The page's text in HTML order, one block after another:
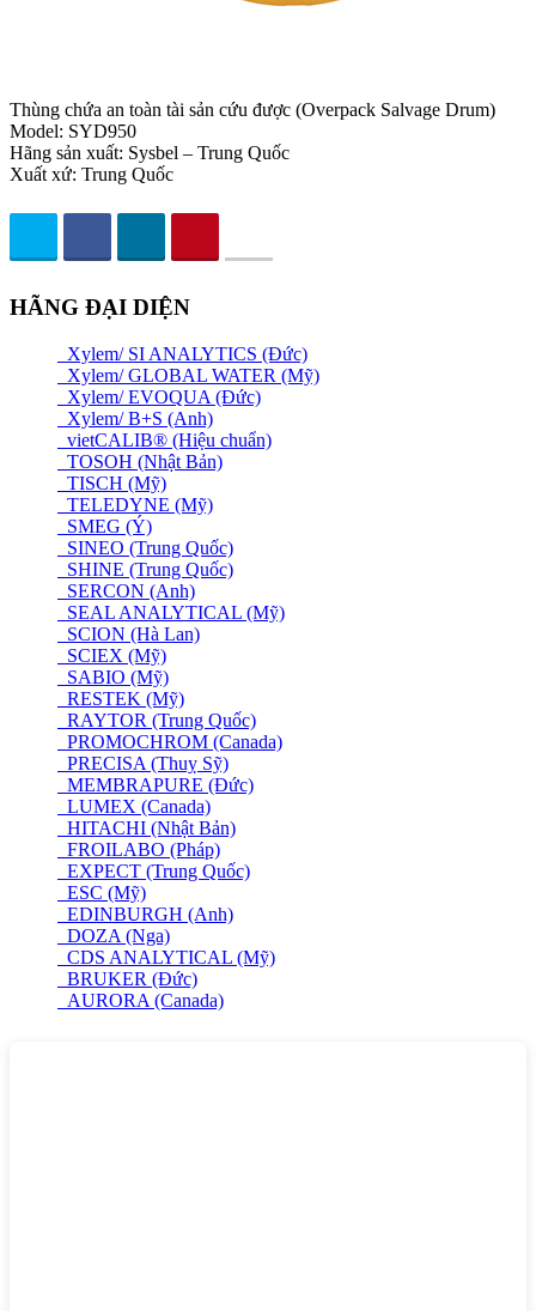
Thùng chứa an toàn tài sản cứu được (Overpack Salvage Drum)
Model: SYD950
Hãng sản xuất: Sysbel – Trung Quốc
Xuất xứ: Trung Quốc
HÃNG ĐẠI DIỆN
Xylem/ SI ANALYTICS (Đức)
Xylem/ GLOBAL WATER (Mỹ)
Xylem/ EVOQUA (Đức)
Xylem/ B+S (Anh)
vietCALIB® (Hiệu chuẩn)
TOSOH (Nhật Bản)
TISCH (Mỹ)
TELEDYNE (Mỹ)
SMEG (Ý)
SINEO (Trung Quốc)
SHINE (Trung Quốc)
SERCON (Anh)
SEAL ANALYTICAL (Mỹ)
SCION (Hà Lan)
SCIEX (Mỹ)
SABIO (Mỹ)
RESTEK (Mỹ)
RAYTOR (Trung Quốc)
PROMOCHROM (Canada)
PRECISA (Thuỵ Sỹ)
MEMBRAPURE (Đức)
LUMEX (Canada)
HITACHI (Nhật Bản)
FROILABO (Pháp)
EXPECT (Trung Quốc)
ESC (Mỹ)
EDINBURGH (Anh)
DOZA (Nga)
CDS ANALYTICAL (Mỹ)
BRUKER (Đức)
AURORA (Canada)